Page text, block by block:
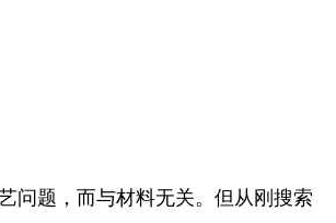
问题，而与材料无关。但从刚搜索